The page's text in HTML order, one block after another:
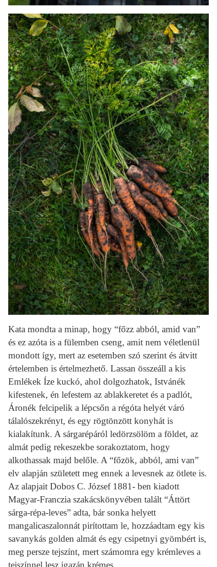
Kata mondta a minap, hogy “főzz abból, amid van”
és ez azóta is a fülemben cseng, amit nem véletlenül
mondott így, mert az esetemben szó szerint és átvitt
értelemben is értelmezhető. Lassan összeáll a kis
Emlékek Íze kuckó, ahol dolgozhatok, Istvánék
kifestenek, én lefestem az ablakkeretet és a padlót,
Áronék felcipelik a lépcsőn a régóta helyét váró
tálalószekrényt, és egy rögtönzött konyhát is
kialakítunk. A sárgarépáról ledörzsölöm a földet, az
almát pedig rekeszekbe sorakoztatom, hogy
alkothassak majd belőle. A “főzök, abból, ami van”
elv alapján született meg ennek a levesnek az ötlete is.
Az alapjait Dobos C. József 1881- ben kiadott
Magyar-Franczia szakácskönyvében talált “Áttört
sárga-répa-leves” adta, bár sonka helyett
mangalicaszalonnát pirítottam le, hozzáadtam egy kis
savanykás golden almát és egy csipetnyi gyömbért is,
meg persze tejszínt, mert számomra egy krémleves a
tejszínnel lesz igazán krémes.